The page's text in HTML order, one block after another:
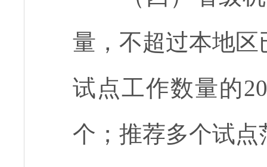
量，不超过本地
试点工作数量的
个；推荐多个试